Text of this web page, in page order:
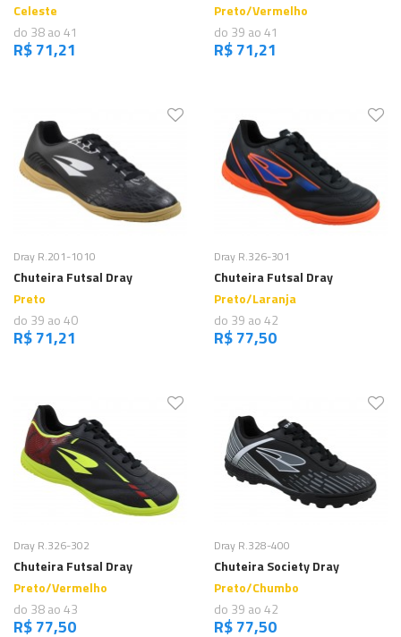
Celeste
do 38 ao 41
R$ 71,21
Preto/Vermelho
do 39 ao 41
R$ 71,21
Comprar
Dray R.201-1010
Chuteira Futsal Dray
Preto
do 39 ao 40
R$ 71,21
Comprar
Dray R.326-301
Chuteira Futsal Dray
Preto/Laranja
do 39 ao 42
R$ 77,50
Comprar
Dray R.326-302
Chuteira Futsal Dray
Preto/Vermelho
do 38 ao 43
R$ 77,50
Comprar
Dray R.328-400
Chuteira Society Dray
Preto/Chumbo
do 39 ao 42
R$ 77,50